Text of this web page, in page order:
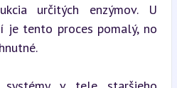
určitých enzýmov. U
je tento proces pomalý, no